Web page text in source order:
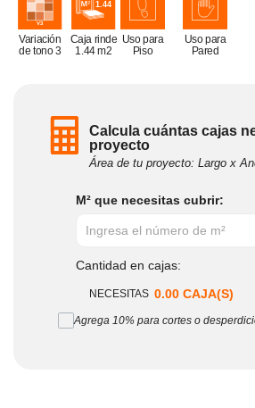
Variación
de tono 3
Caja rinde
1.44 m2
Uso para
Piso
Uso para
Pared
Calcula cuántas cajas
proyecto
Área de tu proyecto: Largo x
M² que necesitas cubrir:
Cantidad en cajas:
NECESITAS 0.00 CAJA(S)
Agrega 10% para cortes o